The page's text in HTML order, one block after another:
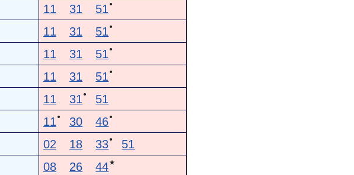
11 31 51 ●
11 31 51 ●
11 31 51 ●
11 31 51 ●
11 31 ● 51
11 ● 30 46●
02 18 33● 51
08 26 44★